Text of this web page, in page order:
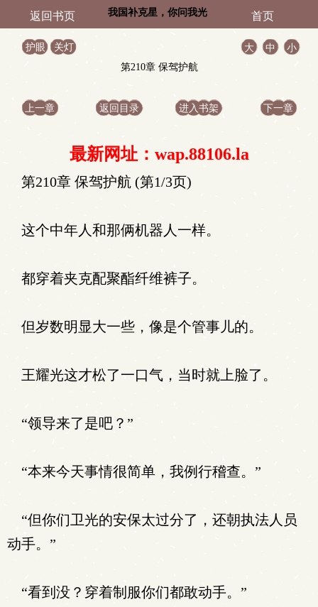
返回书页 我国补克星，你问我光 首页
护眼 关灯 大 中
小
第210章 保驾护航
上一章 返回目录 进入书架 下一章
最新网址：wap.88106.la
第210章 保驾护航 (第1/3页)
这个中年人和那俩机器人一样。
都穿着夹克配聚酯纤维裤子。
但岁数明显大一些，像是个管事儿的。
王耀光这才松了一口气，当时就上脸了。
“领导来了是吧？”
“本来今天事情很简单，我例行稽查。”
“但你们卫光的安保太过分了，还朝执法人员
动手。”
“看到没？穿着制服你们都敢动手。”